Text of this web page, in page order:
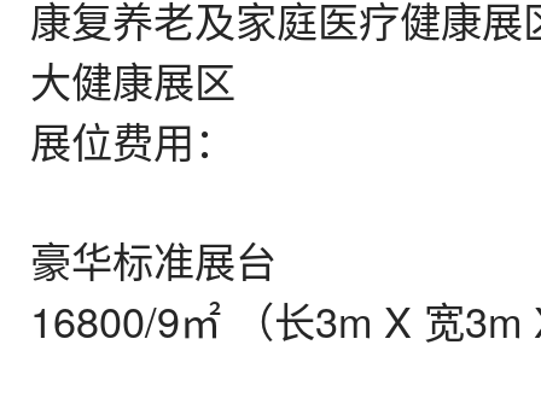
康复养老及家庭医疗健康展
大健康展区
展位费用：
豪华标准展台
16800/9㎡ （长3m X 宽3m